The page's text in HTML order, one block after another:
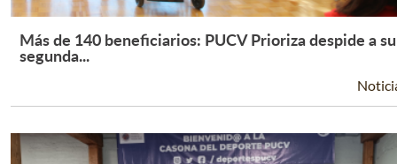
Leer Más +
Más de 140 beneficiarios: PUCV Prioriza despide a su
segunda...